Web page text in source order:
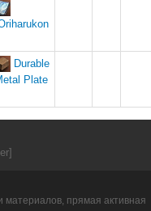
Durable
Plate
материалов, прямая активная